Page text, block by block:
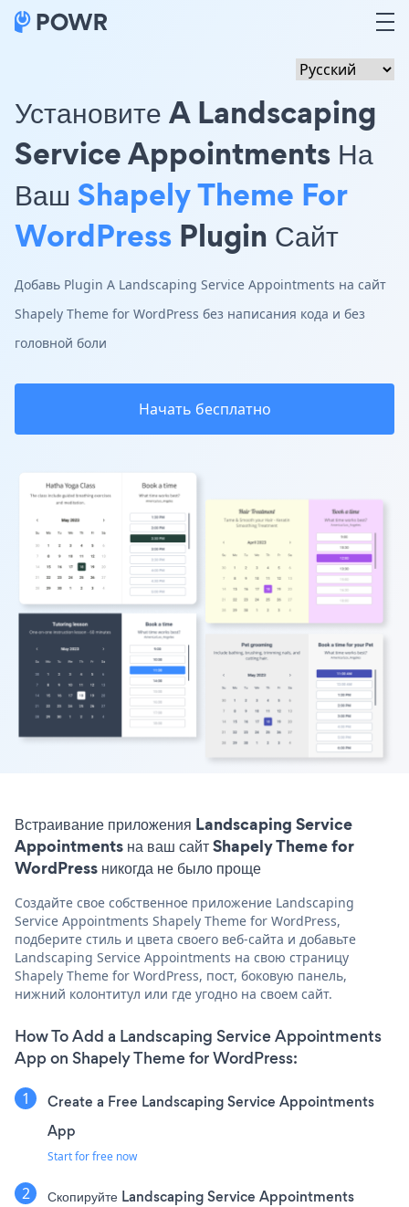
Установите A Landscaping
Service Appointments На
Ваш Shapely Theme For
WordPress Plugin Сайт
Добавь Plugin A Landscaping Service Appointments на сайт
Shapely Theme for WordPress без написания кода и без
головной боли
Начать бесплатно
Встраивание приложения Landscaping Service
Appointments на ваш сайт Shapely Theme for
WordPress никогда не было проще
Создайте свое собственное приложение Landscaping
Service Appointments Shapely Theme for WordPress,
подберите стиль и цвета своего веб-сайта и добавьте
Landscaping Service Appointments на свою страницу
Shapely Theme for WordPress, пост, боковую панель,
нижний колонтитул или где угодно на своем сайт.
How To Add a Landscaping Service Appointments
App on Shapely Theme for WordPress:
Create a Free Landscaping Service Appointments
App
Start for free now
Скопируйте Landscaping Service Appointments